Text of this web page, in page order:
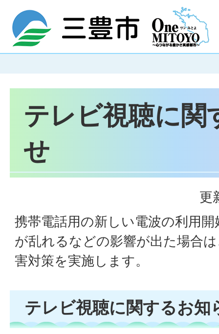
テレビ視聴に関
せ
更
携帯電話用の新しい電波の利用
が乱れるなどの影響が出た場合
害対策を実施します。
テレビ視聴に関するお知